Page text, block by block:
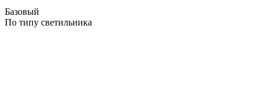
Базовый
По типу светильника